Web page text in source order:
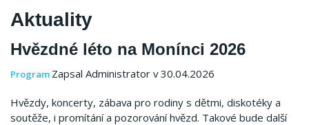
Aktuality
Hvězdné léto na Monínci 2026
Program Zapsal Administrator v 30.04.2026
Hvězdy, koncerty, zábava pro rodiny s dětmi, diskotéky a
soutěže, i promítání a pozorování hvězd. Takové bude další